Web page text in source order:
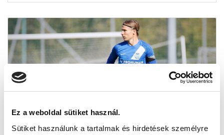
Ez a weboldal sütiket használ.
Sütiket használunk a tartalmak és hirdetések személyre